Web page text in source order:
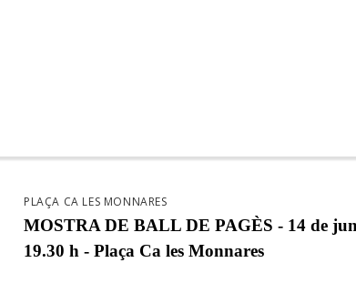
PLAÇA CA LES MONNARES
MOSTRA DE BALL DE PAGÈS - 14 de
19.30 h - Plaça Ca les Monnares